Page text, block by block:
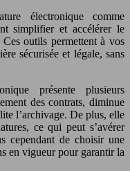
électronique comme
simplifier et accélérer le
outils permettent à vos
sécurisée et légale, sans
présente plusieurs
des contrats, diminue
l’archivage. De plus, elle
ce qui peut s’avérer
cependant de choisir une
en vigueur pour garantir la